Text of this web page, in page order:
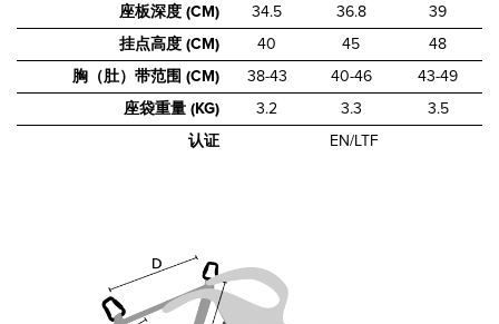
座板深度 (CM)
34.5 36.8
39
挂点高度 (CM)
40 45
48
胸（肚）带范围 (CM)
38-43 40-46
43-49
座袋重量 (KG)
3.2 3.3
3.5
认证
EN/LTF